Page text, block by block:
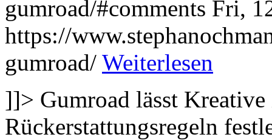
gumroad/#comments Fri,
https://
gumroad/ Weiterlesen
]]> Gumroad lässt
Rückerstattungsregeln